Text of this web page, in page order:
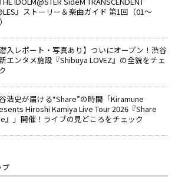
』ストーリー＆楽曲ガイド 第1回（01～
潜入レポート・写真あり】ついにオープン！渋谷
エンタメ施設『Shibuya LOVEZ』の全貌をチェ
浩史が届ける“Share”の時間――「Kiramune
Hiroshi Kamiya Live Tour 2026『Share
』」開催！ライブの見どころをチェック
プ